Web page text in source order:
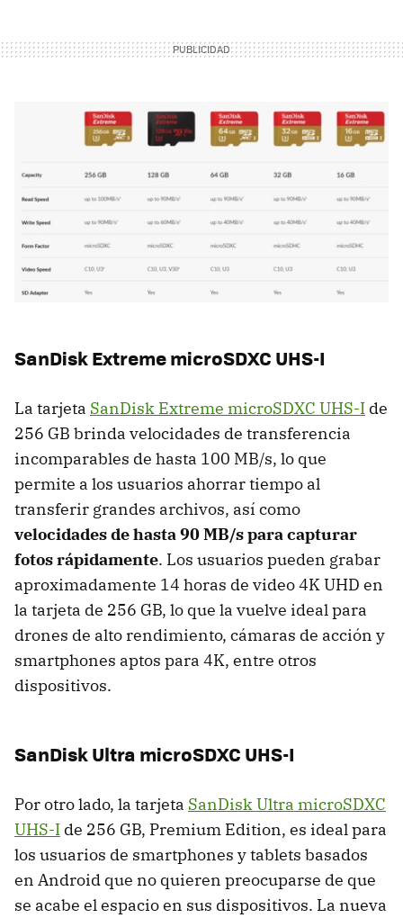
SanDisk Extreme microSDXC UHS-I
La tarjeta SanDisk Extreme microSDXC UHS-I de
256 GB brinda velocidades de transferencia
incomparables de hasta 100 MB/s, lo que
permite a los usuarios ahorrar tiempo al
transferir grandes archivos, así como
velocidades de hasta 90 MB/s para capturar
fotos rápidamente. Los usuarios pueden grabar
aproximadamente 14 horas de video 4K UHD en
la tarjeta de 256 GB, lo que la vuelve ideal para
drones de alto rendimiento, cámaras de acción y
smartphones aptos para 4K, entre otros
dispositivos.
SanDisk Ultra microSDXC UHS-I
Por otro lado, la tarjeta SanDisk Ultra microSDXC
UHS-I de 256 GB, Premium Edition, es ideal para
los usuarios de smartphones y tablets basados
en Android que no quieren preocuparse de que
se acabe el espacio en sus dispositivos. La nueva